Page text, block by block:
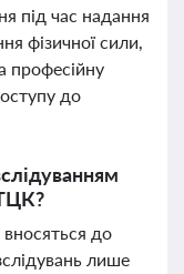
під час надання
фізичної сили,
професійну
до
до
лише